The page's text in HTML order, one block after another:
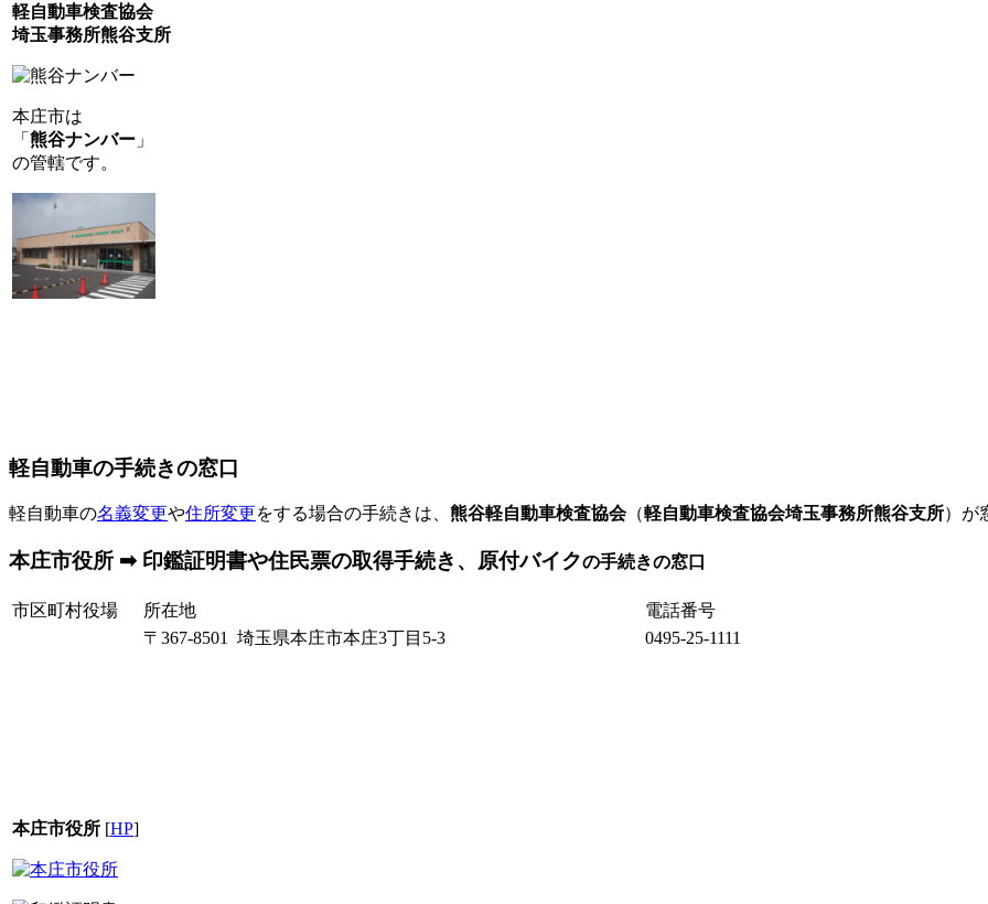
軽自動車検査協会
埼玉事務所熊谷支所
本庄市は
「 熊谷ナンバー 」
の管轄です。
軽自動車の手続きの窓口
軽自動車の名義変更や住所変更をする場合の手続きは、 熊谷軽自動車検査協会（軽自動車検査協会埼玉事務所熊谷支所）が
本庄市役所 ➡ 印鑑証明書や住民票の取得手続き、原付バイクの手続きの窓口
市区町村役場 所在地 電話番号
本庄市役所 [HP]
〒367-8501 埼玉県本庄市本庄3丁目5-3 0495-25-1111